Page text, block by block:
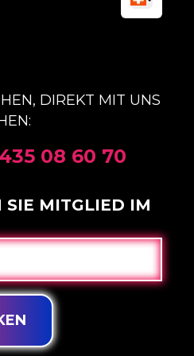
DIREKT MIT UNS
08 60 70
SIE MITGLIED IM